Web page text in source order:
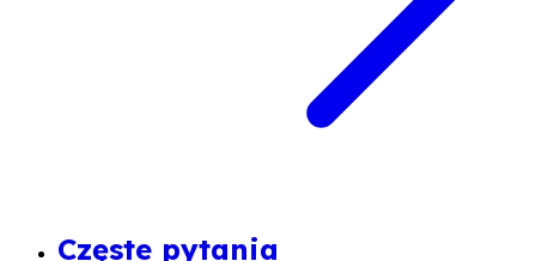
Częste pytania